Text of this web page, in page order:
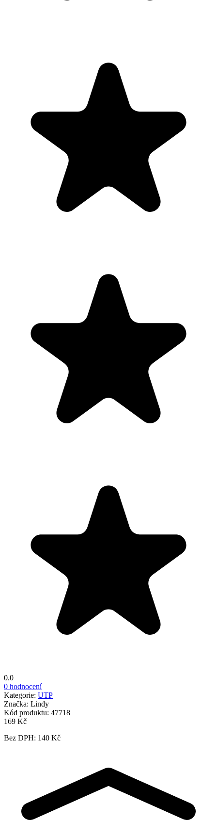
0.0
0 hodnocení
Kategorie: UTP
Značka: Lindy
Kód produktu: 47718
169 Kč
Bez DPH: 140 Kč